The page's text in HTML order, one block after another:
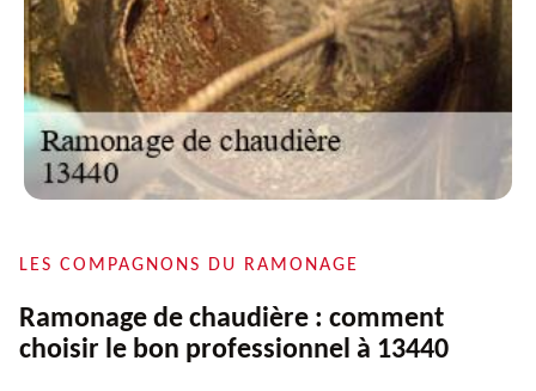
LES COMPAGNONS DU RAMONAGE
Ramonage de chaudière : comment
choisir le bon professionnel à 13440